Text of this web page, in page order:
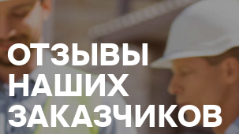
ОТЗЫВЫ
НАШИХ
ЗАКАЗЧИКОВ